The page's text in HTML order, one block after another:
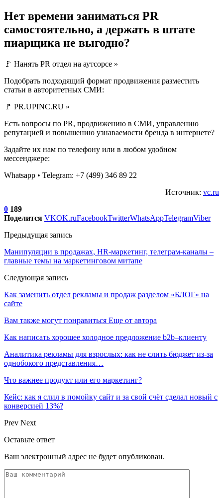
Нет времени заниматься PR
самостоятельно, а держать в штате
пиарщика не выгодно?
🚩 Нанять PR отдел на аутсорсе »
Подобрать подходящий формат продвижения разместить
статьи в авторитетных СМИ:
🚩 PR.UPINC.RU »
Есть вопросы по PR, продвижению в СМИ, управлению
репутацией и повышению узнаваемости бренда в интернете?
Задайте их нам по телефону или в любом удобном
мессенджере:
Whatsapp • Telegram: +7 (499) 346 89 22
Источник: vc.ru
0 189
Поделится VKOK.ruFacebookTwitterWhatsAppTelegramViber
Предыдущая запись
Манипуляции в продажах, HR-маркетинг, телеграм-каналы –
главные темы на маркетинговом митапе
Следующая запись
Как заменить отдел рекламы и продаж разделом «БЛОГ» на
сайте
Вам также могут понравиться Еще от автора
Как написать хорошее холодное предложение b2b–клиенту
Аналитика рекламы для взрослых: как не слить бюджет из-за
однобокого представления…
Что важнее продукт или его маркетинг?
Кейс: как я слил в помойку сайт и за свой счёт сделал новый с
конверсией 13%?
Prev Next
Оставьте ответ
Ваш электронный адрес не будет опубликован.